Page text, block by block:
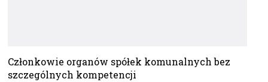
Członkowie organów spółek komunalnych bez
szczególnych kompetencji